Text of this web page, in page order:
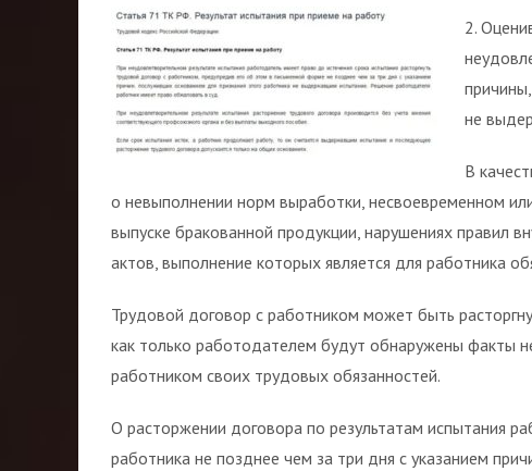
2.
не
В
о невыполнении норм выработки, несвоевременном
выпуске бракованной продукции, нарушениях правил
актов, выполнение которых является для работника
Трудовой договор с работником может быть
как только работодателем будут обнаружены факты
работником своих трудовых обязанностей.
О расторжении договора по результатам испытания
работника не позднее чем за три дня с указанием